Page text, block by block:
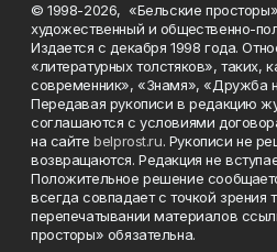
© 1998-2026, «Бельские
художественный и общественно-
Издается с декабря 1998 года.
«литературных толстяков»,
современник», «Знамя», «Дружба
Передавая рукописи в редакцию
соглашаются с условиями
на сайтеbelprost.ru. Рукописи не
возвращаются. Редакция не
Положительное решение
всегда совпадает с точкой зрения
перепечатывании материалов
просторы» обязательна.